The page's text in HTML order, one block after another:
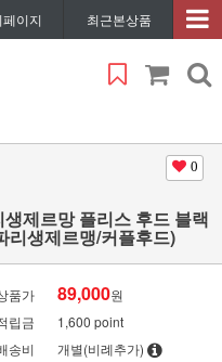
이지 최근본상품
0
제르망 플리스 후드 블랙
리생제르맹/커플후드)
품가 89,000원
립금
1,600 point
송비
개별(비례추가)